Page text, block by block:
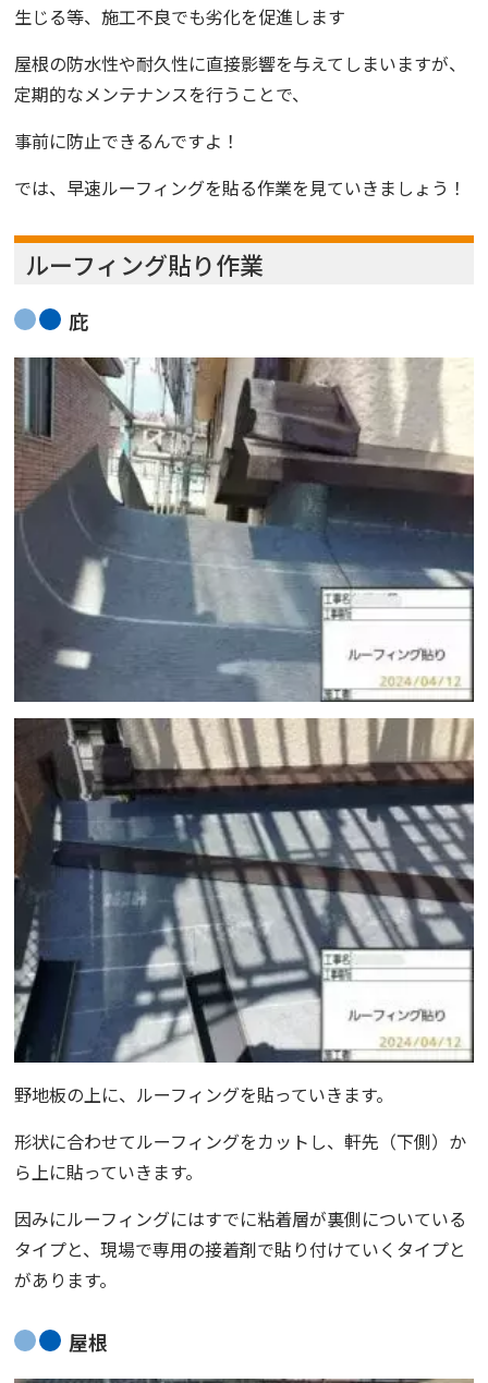
生じる等、施工不良でも劣化を促進します
屋根の防水性や耐久性に直接影響を与えてしまいますが、
定期的なメンテナンスを行うことで、
事前に防止できるんですよ！
では、早速ルーフィングを貼る作業を見ていきましょう！
ルーフィング貼り作業
庇
野地板の上に、ルーフィングを貼っていきます。
形状に合わせてルーフィングをカットし、軒先（下側）か
ら上に貼っていきます。
因みにルーフィングにはすでに粘着層が裏側についている
タイプと、現場で専用の接着剤で貼り付けていくタイプと
があります。
屋根